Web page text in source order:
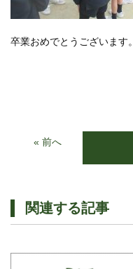
卒業おめでとうございます。
« 前へ
関連する記事